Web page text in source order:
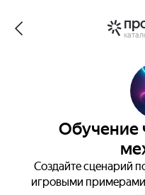
Обучение
Создайте сценарий
игровыми